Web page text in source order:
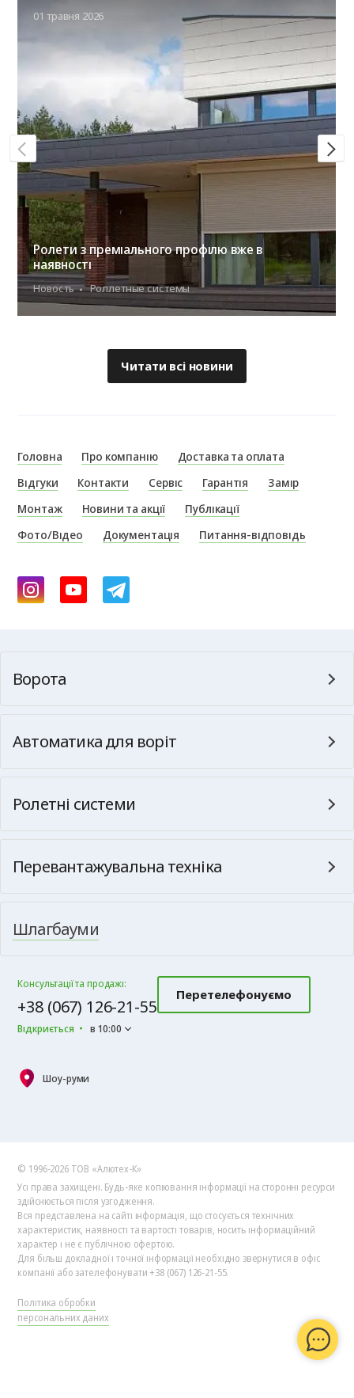
01 травня 2026
Ролети з преміального профілю вже в
наявності
Новость Роллетные системы
Читати всі новини
Головна Про компанію
Доставка та оплата
Відгуки
Контакти Сервіс Гарантія
Замір
Монтаж
Новини та акції
Публікації
Фото/Відео
Документація Питання-відповідь
Ворота
Автоматика для воріт
Ролетні системи
Перевантажувальна техніка
Шлагбауми
Консультації та продажі:
+38 (067) 126-21-55
Відкриється в 10:00
Перетелефонуємо
Шоу-руми
© 1996-2026 ТОВ «Алютех‑К»
Усі права захищені. Будь-яке копіювання інформації на сторонні ресурси
здійснюється після узгодження.
Вся представлена на сайті інформація, що стосується технічних
характеристик, наявності та вартості товарів, носить інформаційний
характер і не є публічною офертою.
Для більш докладної і точної інформації необхідно звернутися в офіс
компанії або зателефонувати +38 (067) 126-21-55.
Політика обробки
персональних даних